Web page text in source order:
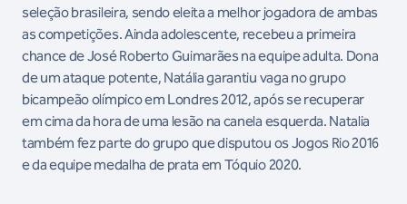
seleção brasileira, sendo eleita a melhor jogadora de ambas
as competições. Ainda adolescente, recebeu a primeira
chance de José Roberto Guimarães na equipe adulta. Dona
de um ataque potente, Natália garantiu vaga no grupo
bicampeão olímpico em Londres 2012, após se recuperar
em cima da hora de uma lesão na canela esquerda. Natalia
também fez parte do grupo que disputou os Jogos Rio 2016
e da equipe medalha de prata em Tóquio 2020.